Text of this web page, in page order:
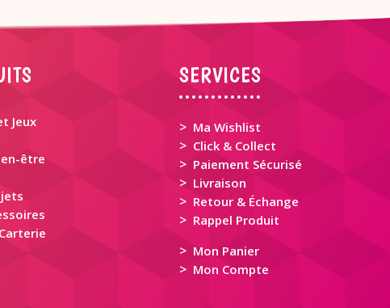
Jeux
être
SERVICES
> Ma Wishlist
> Click & Collect
> Paiement Sécurisé
> Livraison
> Retour & Échange
> Rappel Produit
> Mon Panier
> Mon Compte